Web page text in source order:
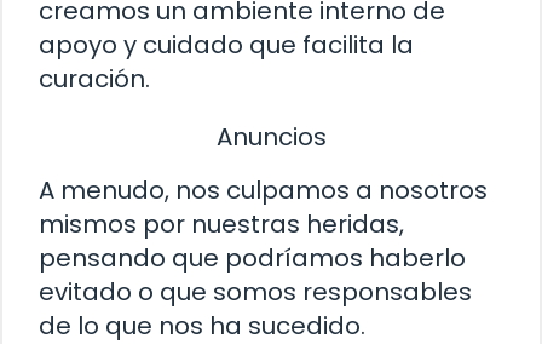
creamos un ambiente interno de
apoyo y cuidado que facilita la
curación.
Anuncios
A menudo, nos culpamos a nosotros
mismos por nuestras heridas,
pensando que podríamos haberlo
evitado o que somos responsables
de lo que nos ha sucedido.